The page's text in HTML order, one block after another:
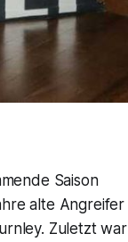
Saison
alte Angreifer
Zuletzt war